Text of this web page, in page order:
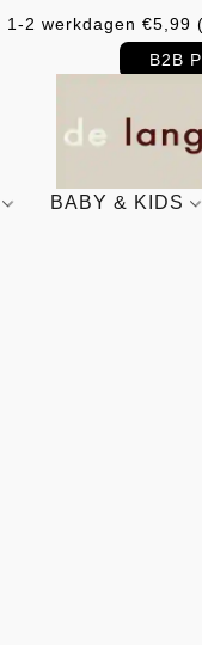
1-2 werkdagen
B2B
BABY & KIDS